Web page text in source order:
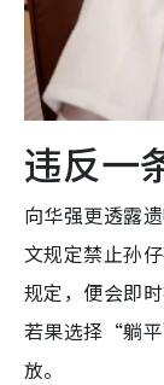
违反一
向华强更透露
文规定禁止孙
规定，便会即
若果选择“躺
放。